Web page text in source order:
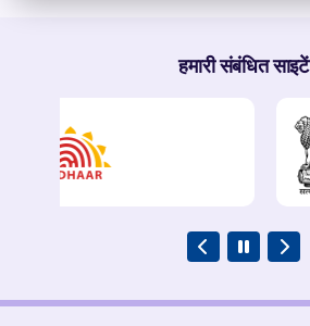
हमारी संबंधित साइटें